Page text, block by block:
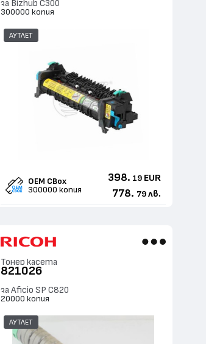
за Bizhub C300
300000 копия
АУТЛЕТ
OEM CBox
300000 копия
398. 19 EUR
778. 79 лв.
Тонер касета
821026
за Aficio SP C820
20000 копия
АУТЛЕТ